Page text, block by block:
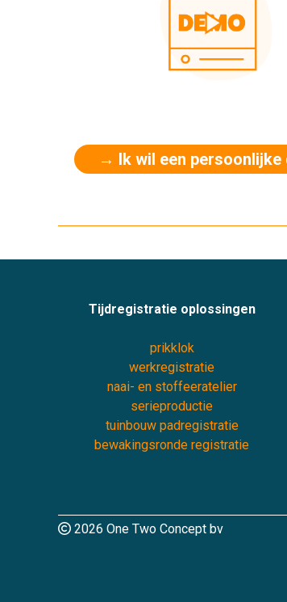
→ Ik wil een persoonlijke
Tijdregistratie oplossingen
prikklok
werkregistratie
naai- en stoffeeratelier
serieproductie
tuinbouw padregistratie
bewakingsronde registratie
2026 One Two Concept bv